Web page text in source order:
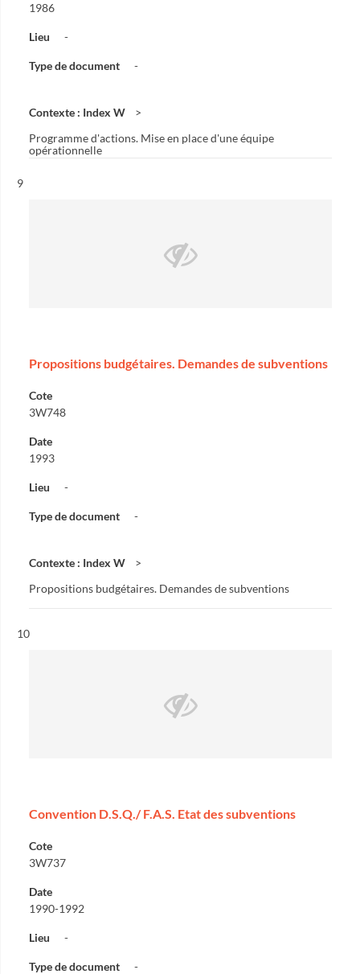
1986
Lieu -
Type de document -
Contexte : Index W
Programme d'actions. Mise en place d'une équipe
opérationnelle
Résultat n°
9
Propositions budgétaires. Demandes de subventions
Cote
3W748
Date
1993
Lieu -
Type de document -
Contexte : Index W
Propositions budgétaires. Demandes de subventions
Résultat n°
10
Convention D.S.Q./ F.A.S. Etat des subventions
Cote
3W737
Date
1990-1992
Lieu -
Type de document -